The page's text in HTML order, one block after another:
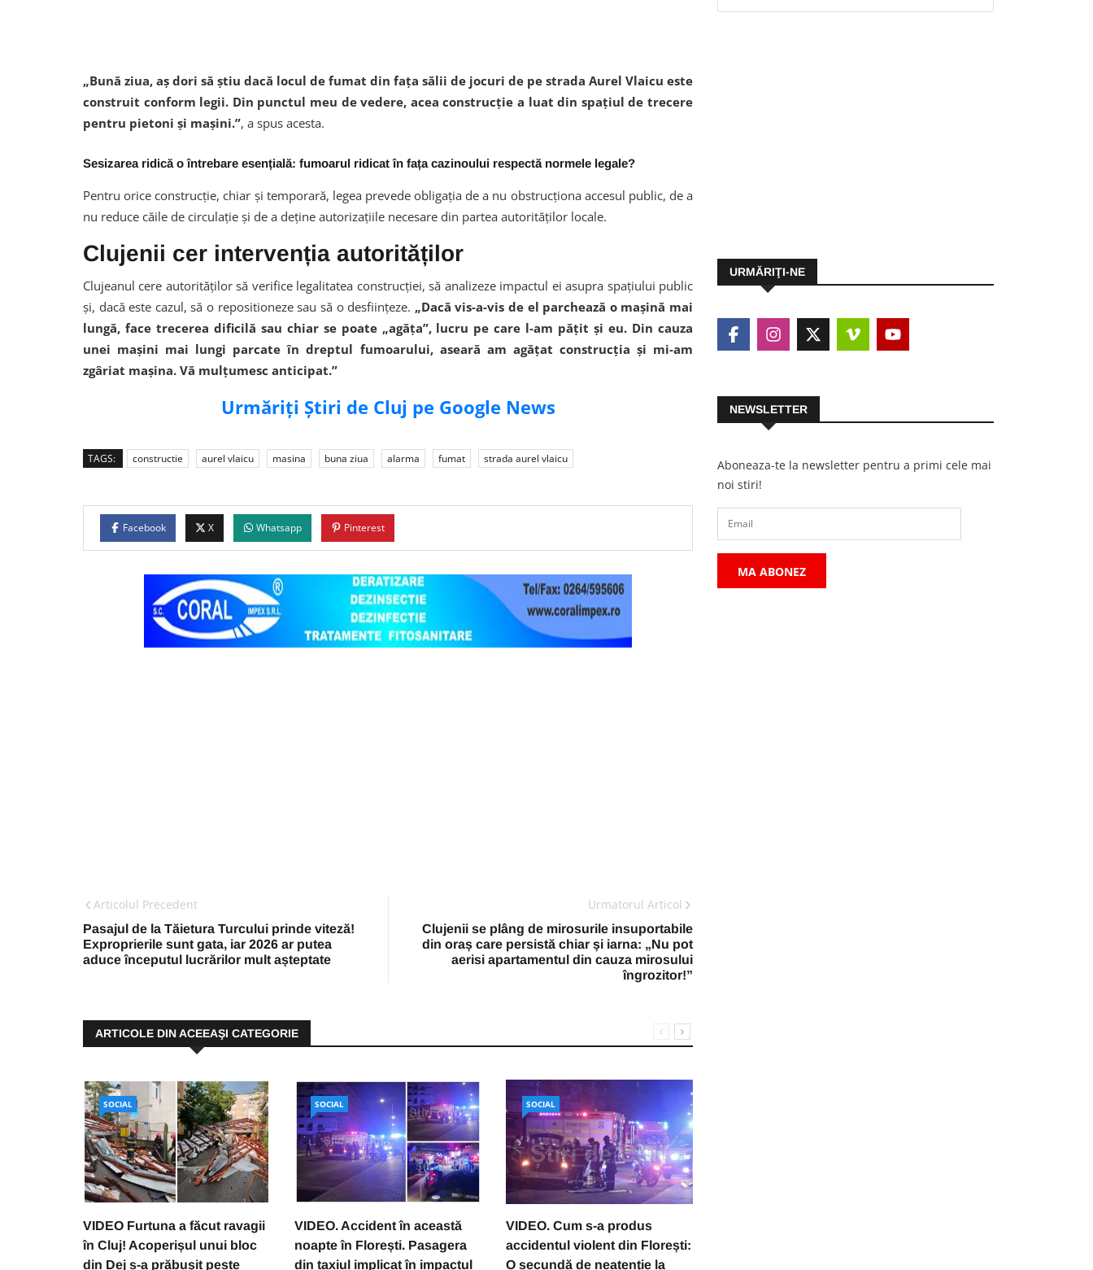
„Bună ziua, aș dori să știu dacă locul de fumat din fața sălii de jocuri de pe strada Aurel Vlaicu este
construit conform legii. Din punctul meu de vedere, acea construcție a luat din spațiul de trecere
pentru pietoni și mașini.”, a spus acesta.
Sesizarea ridică o întrebare esențială: fumoarul ridicat în fața cazinoului respectă normele legale?
Pentru orice construcție, chiar și temporară, legea prevede obligația de a nu obstrucționa accesul public, de a
nu reduce căile de circulație și de a deține autorizațiile necesare din partea autorităților locale.
Clujenii cer intervenția autorităților
Clujeanul cere autorităților să verifice legalitatea construcției, să analizeze impactul ei asupra spațiului public
și, dacă este cazul, să o repositioneze sau să o desființeze. „Dacă vis-a-vis de el parchează o mașină mai
lungă, face trecerea dificilă sau chiar se poate „agăța”, lucru pe care l-am pățit și eu. Din cauza
unei mașini mai lungi parcate în dreptul fumoarului, aseară am agățat construcția și mi-am
zgâriat mașina. Vă mulțumesc anticipat.”
Urmăriți Știri de Cluj pe Google News
TAGS: constructie aurel vlaicu masina buna ziua alarma fumat strada aurel vlaicu
Facebook X Whatsapp Pinterest
Articolul Precedent
Pasajul de la Tăietura Turcului prinde viteză!
Exproprierile sunt gata, iar 2026 ar putea
aduce începutul lucrărilor mult așteptate
Urmatorul Articol
Clujenii se plâng de mirosurile insuportabile
din oraș care persistă chiar și iarna: „Nu pot
aerisi apartamentul din cauza mirosului
îngrozitor!”
ARTICOLE DIN ACEEAŞI CATEGORIE
SOCIAL
VIDEO Furtuna a făcut ravagii
în Cluj! Acoperișul unui bloc
din Dej s-a prăbușit peste
SOCIAL
VIDEO. Accident în această
noapte în Florești. Pasagera
din taxiul implicat în impactul
SOCIAL
VIDEO. Cum s-a produs
accidentul violent din Florești:
O secundă de neatenție la
URMĂRIŢI-NE
NEWSLETTER
Aboneaza-te la newsletter pentru a primi cele mai
noi stiri!
MA ABONEZ